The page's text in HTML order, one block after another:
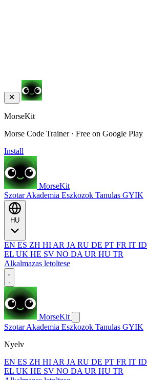
MorseKit
Morse Code Trainer · Free on Google Play
Install
MorseKit
SzotarAkademia Eszkozok Tanulas GYIK
EN ES ZH HI AR JA RU DE PT FR IT ID
EL UK HE SV NO DA UR HU TR
Alkalmazas letoltese
MorseKit
SzotarAkademia Eszkozok Tanulas GYIK
Nyelv
EN ES ZH HI AR JA RU DE PT FR IT ID
EL UK HE SV NO DA UR HU TR